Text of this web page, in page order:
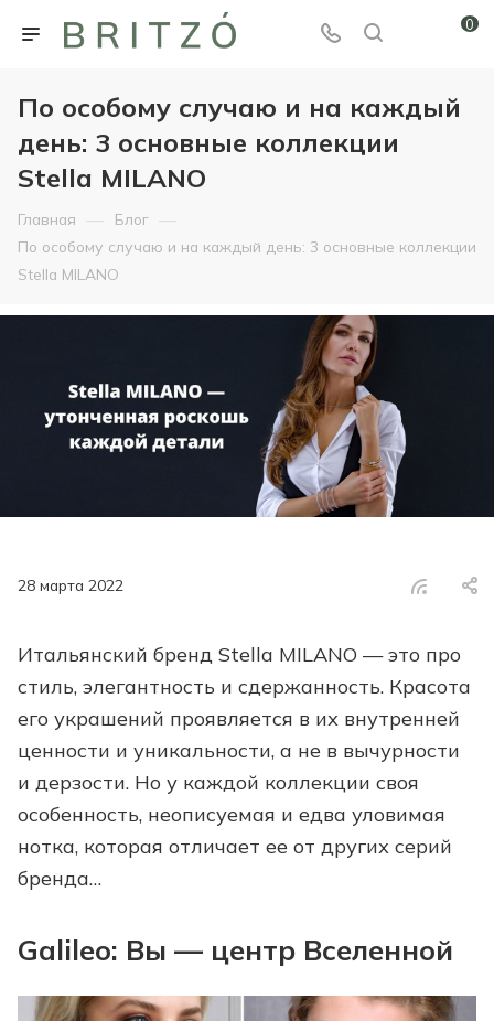
0
По особому случаю и на каждый
день: 3 основные коллекции
Stella MILANO
Главная — Блог —
По особому случаю и на каждый день: 3 основные коллекции
Stella MILANO
28 марта 2022
Итальянский бренд Stella MILANO — это про
стиль, элегантность и сдержанность. Красота
его украшений проявляется в их внутренней
ценности и уникальности, а не в вычурности
и дерзости. Но у каждой коллекции своя
особенность, неописуемая и едва уловимая
нотка, которая отличает ее от других серий
бренда…
Galileo: Вы — центр Вселенной